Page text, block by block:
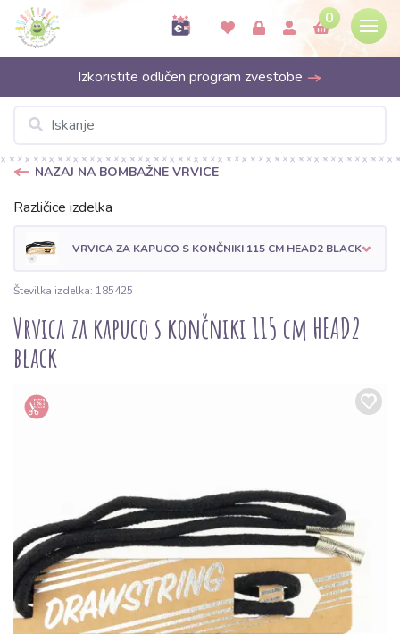
0
Izkoristite odličen program zvestobe
NAZAJ NA BOMBAŽNE VRVICE
Različice izdelka
VRVICA ZA KAPUCO S KONČNIKI 115 CM HEAD2 BLACK
Številka izdelka: 185425
Vrvica za kapuco s končniki 115 cm HEAD2
black